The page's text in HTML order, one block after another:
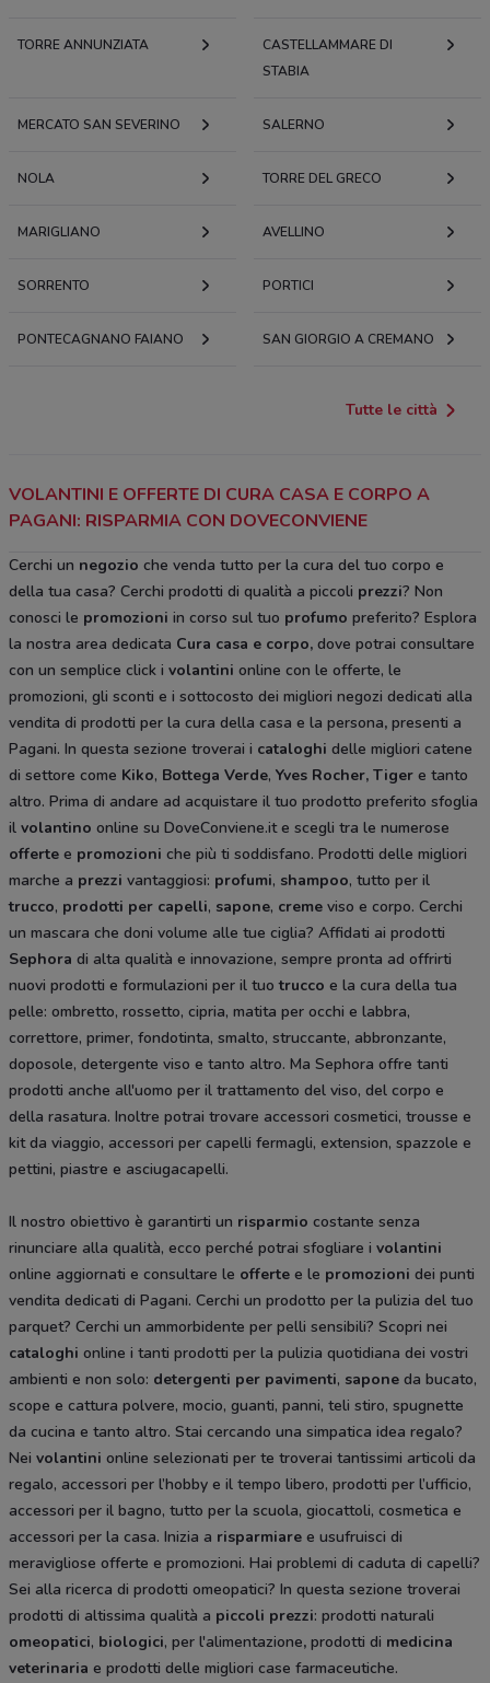
TORRE ANNUNZIATA
CASTELLAMMARE DI
STABIA
MERCATO SAN SEVERINO SALERNO
NOLA TORRE DEL GRECO
MARIGLIANO AVELLINO
SORRENTO PORTICI
PONTECAGNANO FAIANO SAN GIORGIO A CREMANO
Tutte le città
VOLANTINI E OFFERTE DI CURA CASA E CORPO A
PAGANI: RISPARMIA CON DOVECONVIENE
Cerchi un negozio che venda tutto per la cura del tuo corpo e
della tua casa? Cerchi prodotti di qualità a piccoli prezzi? Non
conosci le promozioni in corso sul tuo profumo preferito? Esplora
la nostra area dedicata Cura casa e corpo, dove potrai consultare
con un semplice click i volantini online con le offerte, le
promozioni, gli sconti e i sottocosto dei migliori negozi dedicati alla
vendita di prodotti per la cura della casa e la persona, presenti a
Pagani. In questa sezione troverai i cataloghi delle migliori catene
di settore come Kiko, Bottega Verde, Yves Rocher, Tiger e tanto
altro. Prima di andare ad acquistare il tuo prodotto preferito sfoglia
il volantino online su DoveConviene.it e scegli tra le numerose
offerte e promozioni che più ti soddisfano. Prodotti delle migliori
marche a prezzi vantaggiosi: profumi, shampoo, tutto per il
trucco, prodotti per capelli, sapone, creme viso e corpo. Cerchi
un mascara che doni volume alle tue ciglia? Affidati ai prodotti
Sephora di alta qualità e innovazione, sempre pronta ad offrirti
nuovi prodotti e formulazioni per il tuotrucco e la cura della tua
pelle: ombretto, rossetto, cipria, matita per occhi e labbra,
correttore, primer, fondotinta, smalto, struccante, abbronzante,
doposole, detergente viso e tanto altro. Ma Sephora offre tanti
prodotti anche all'uomo per il trattamento del viso, del corpo e
della rasatura. Inoltre potrai trovare accessori cosmetici, trousse e
kit da viaggio, accessori per capelli fermagli, extension, spazzole e
pettini, piastre e asciugacapelli.
Il nostro obiettivo è garantirti un risparmio costante senza
rinunciare alla qualità, ecco perché potrai sfogliare i volantini
online aggiornati e consultare le offerte e le promozioni dei punti
vendita dedicati di Pagani. Cerchi un prodotto per la pulizia del tuo
parquet? Cerchi un ammorbidente per pelli sensibili? Scopri nei
cataloghi online i tanti prodotti per la pulizia quotidiana dei vostri
ambienti e non solo: detergenti per pavimenti, sapone da bucato,
scope e cattura polvere, mocio, guanti, panni, teli stiro, spugnette
da cucina e tanto altro. Stai cercando una simpatica idea regalo?
Nei volantini online selezionati per te troverai tantissimi articoli da
regalo, accessori per l’hobby e il tempo libero, prodotti per l’ufficio,
accessori per il bagno, tutto per la scuola, giocattoli, cosmetica e
accessori per la casa. Inizia a risparmiare e usufruisci di
meravigliose offerte e promozioni. Hai problemi di caduta di capelli?
Sei alla ricerca di prodotti omeopatici? In questa sezione troverai
prodotti di altissima qualità a piccoli prezzi: prodotti naturali
omeopatici, biologici, per l'alimentazione, prodotti di medicina
veterinaria e prodotti delle migliori case farmaceutiche.